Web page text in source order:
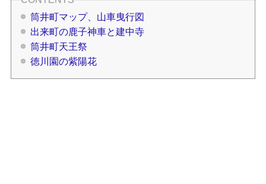
筒井町マップ、山車曳行図
出来町の鹿子神車と建中寺
筒井町天王祭
徳川園の紫陽花